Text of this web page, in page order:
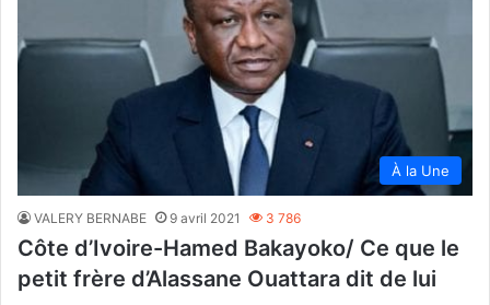
À la Une
VALERY BERNABE 9 avril 2021 3 786
Côte d’Ivoire-Hamed Bakayoko/ Ce que le
petit frère d’Alassane Ouattara dit de lui